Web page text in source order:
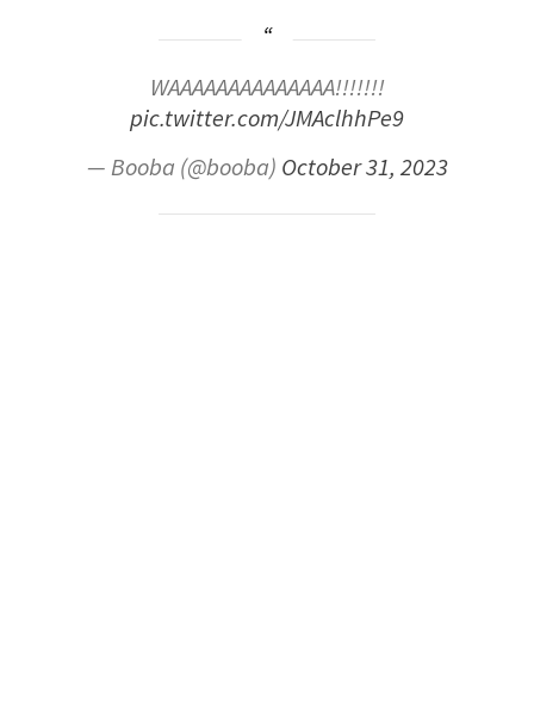
WAAAAAAAAAAAAAA!!!!!!!
pic.twitter.com/JMAclhhPe9
— Booba (@booba) October 31, 2023